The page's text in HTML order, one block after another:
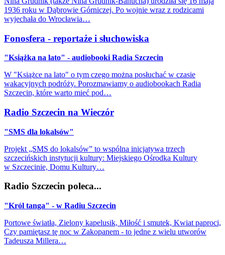
1936 roku w Dąbrowie Górniczej. Po wojnie wraz z rodzicami
wyjechała do Wrocławia…
Fonosfera - reportaże i słuchowiska
"Książka na lato" - audiobooki Radia Szczecin
W "Książce na lato" o tym czego można posłuchać w czasie
wakacyjnych podróży. Porozmawiamy o audiobookach Radia
Szczecin, które warto mieć pod…
Radio Szczecin na Wieczór
"SMS dla lokalsów"
Projekt „SMS do lokalsów” to wspólna inicjatywa trzech
szczecińskich instytucji kultury: Miejskiego Ośrodka Kultury
w Szczecinie, Domu Kultury…
Radio Szczecin poleca...
"Król tanga" - w Radiu Szczecin
Portowe światła, Zielony kapelusik, Miłość i smutek, Kwiat paproci,
Czy pamiętasz tę noc w Zakopanem - to jedne z wielu utworów
Tadeusza Millera…